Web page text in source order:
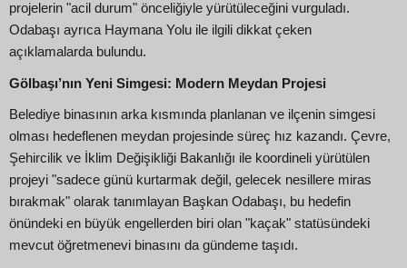
projelerin "acil durum" önceliğiyle yürütüleceğini vurguladı.
Odabaşı ayrıca Haymana Yolu ile ilgili dikkat çeken
açıklamalarda bulundu.
Gölbaşı’nın Yeni Simgesi: Modern Meydan Projesi
Belediye binasının arka kısmında planlanan ve ilçenin simgesi
olması hedeflenen meydan projesinde süreç hız kazandı. Çevre,
Şehircilik ve İklim Değişikliği Bakanlığı ile koordineli yürütülen
projeyi "sadece günü kurtarmak değil, gelecek nesillere miras
bırakmak" olarak tanımlayan Başkan Odabaşı, bu hedefin
önündeki en büyük engellerden biri olan "kaçak" statüsündeki
mevcut öğretmenevi binasını da gündeme taşıdı.